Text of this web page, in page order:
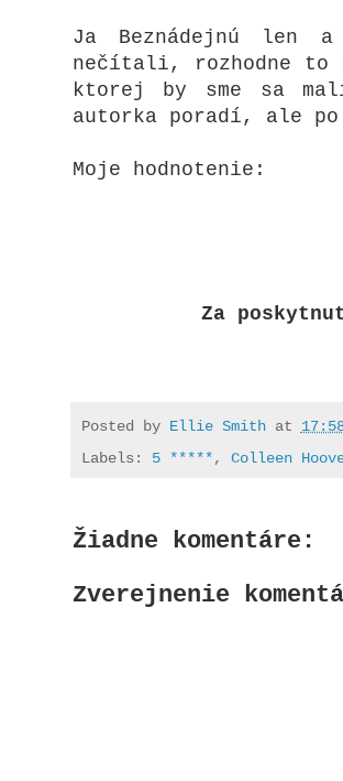
Ja Beznádejnú len
nečítali, rozhodne to
ktorej by sme sa
autorka poradí, ale
Moje hodnotenie:
Za
Posted by Ellie Smith at
Labels: 5 *****, Colleen
Žiadne komentáre:
Zverejnenie